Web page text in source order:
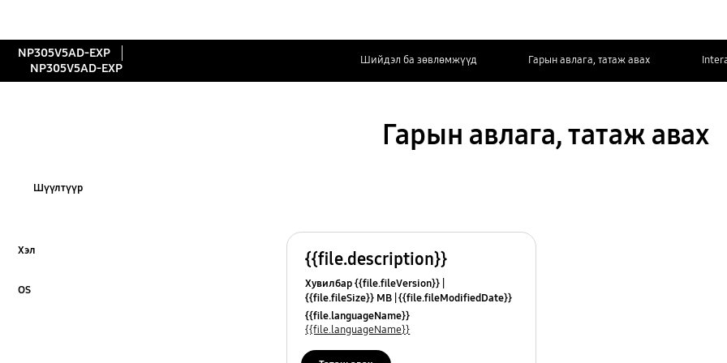
NP305V5AD-EXP
NP305V5AD-EXP
Шийдэл ба зөвлөмжүүд Гарын авлага, татаж авах
Гарын авлага, татаж авах
Шүүлтүүр
Хэл
OS
{{file.description}}
Хувилбар {{file.fileVersion}}
{{file.fileSize}} MB {{file.fileModifiedDate}}
{{file.osNames}}
{{file.languageName}}
{{file.languageName}}